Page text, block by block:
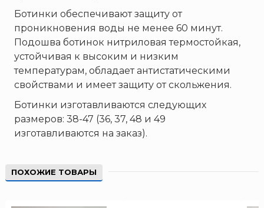
Русинтэк
Сalisia Vulcan
Сибирский Арсенал
Спецавтоматика
Специнформатика-СИ
ТЕМПЕРО
Ботинки обеспечивают защиту от
проникновения воды не менее 60 минут.
Подошва ботинок нитриловая термостойкая,
устойчивая к высоким и низким
температурам, обладает антистатическими
свойствами и имеет защиту от скольжения.
Ботинки изготавливаются следующих
размеров: 38-47 (36, 37, 48 и 49
изготавливаются на заказ).
ПОХОЖИЕ ТОВАРЫ